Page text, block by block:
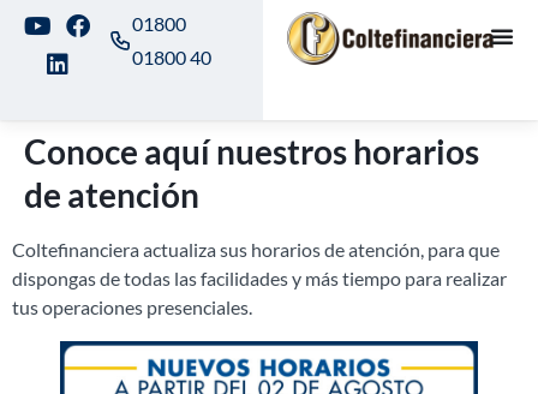
01800
01800 40
Conoce aquí nuestros horarios
de atención
Coltefinanciera actualiza sus horarios de atención, para que
dispongas de todas las facilidades y más tiempo para realizar
tus operaciones presenciales.